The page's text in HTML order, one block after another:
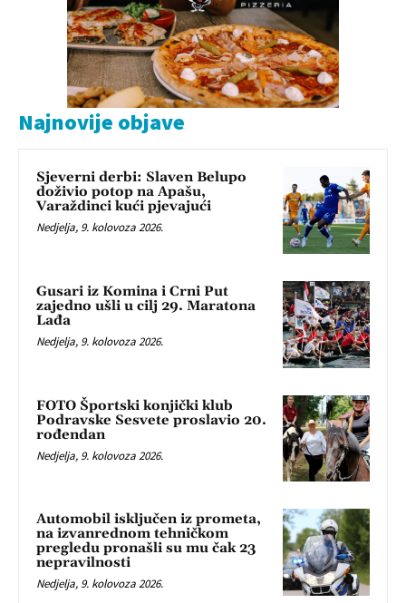
Najnovije objave
Sjeverni derbi: Slaven Belupo
doživio potop na Apašu,
Varaždinci kući pjevajući
Nedjelja, 9. kolovoza 2026.
Gusari iz Komina i Crni Put
zajedno ušli u cilj 29. Maratona
Lađa
Nedjelja, 9. kolovoza 2026.
FOTO Športski konjički klub
Podravske Sesvete proslavio 20.
rođendan
Nedjelja, 9. kolovoza 2026.
Automobil isključen iz prometa,
na izvanrednom tehničkom
pregledu pronašli su mu čak 23
nepravilnosti
Nedjelja, 9. kolovoza 2026.